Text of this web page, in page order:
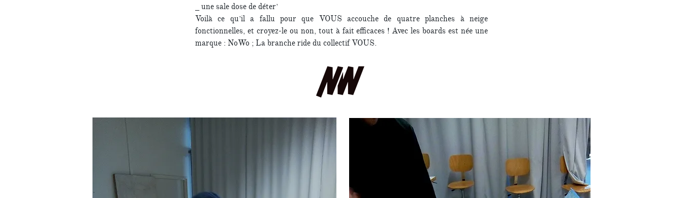
_ une sale dose de déter’
Voilà ce qu’il a fallu pour que VOUS accouche de quatre planches à neige
fonctionnelles, et croyez-le ou non, tout à fait efficaces ! Avec les boards est née une
marque : NoWo ; La branche ride du collectif VOUS.